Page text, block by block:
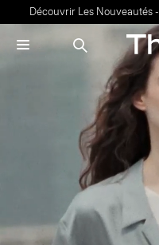
Découvrir Les Nouveautés -